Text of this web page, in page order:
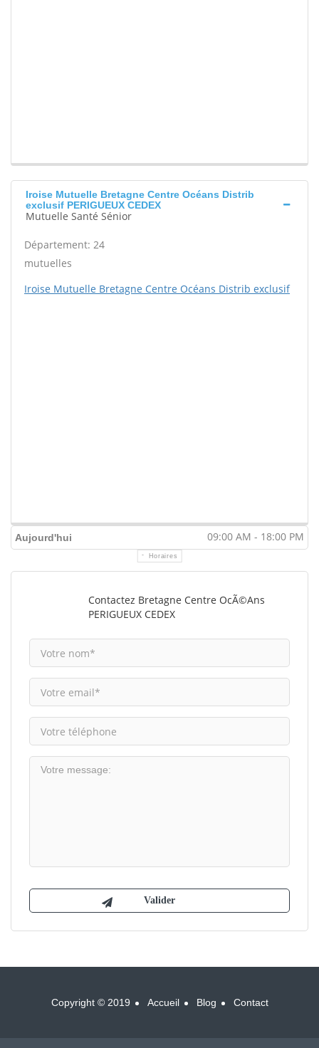
Iroise Mutuelle Bretagne Centre Océans Distrib
exclusif PERIGUEUX CEDEX
Mutuelle Santé Sénior
Département: 24
mutuelles
Iroise Mutuelle Bretagne Centre Océans Distrib exclusif
Aujourd'hui 09:00 AM - 18:00 PM
Horaires
Contactez Bretagne Centre OcÃ©ans
PERIGUEUX CEDEX
Copyright © 2019 Accueil Blog Contact